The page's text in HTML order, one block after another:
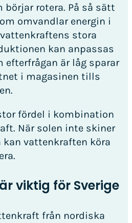
rotera. På så sätt
omvandlar energin i
stora
kan anpassas
efterfrågan är låg sparar
i magasinen tills
fördel i kombination
När solen inte skiner
vattenkraften köra
viktig för Sverige
från nordiska